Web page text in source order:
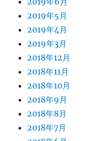
2019年5月
2019年4月
2019年3月
2018年12月
2018年11月
2018年10月
2018年9月
2018年8月
2018年7月